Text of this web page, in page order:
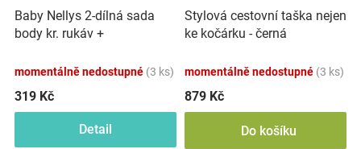
Baby Nellys 2-dílná sada
body kr. rukáv +
Little Star
momentálně nedostupné (3 ks)
319 Kč
Detail
Stylová cestovní taška nejen
ke kočárku - černá
momentálně nedostupné (3 ks)
879 Kč
Do košíku